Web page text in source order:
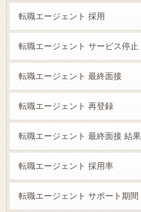
転職エージェント 採用
転職エージェント サービス停止
転職エージェント 最終面接
転職エージェント 再登録
転職エージェント 最終面接 結果
転職エージェント 採用率
転職エージェント サポート期間